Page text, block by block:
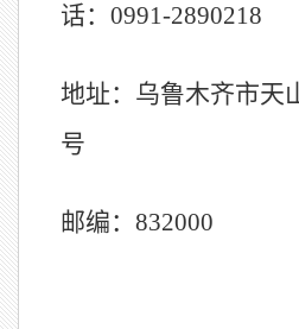
话： 0991-2890218
地址：乌鲁木齐市天
号
邮编： 832000